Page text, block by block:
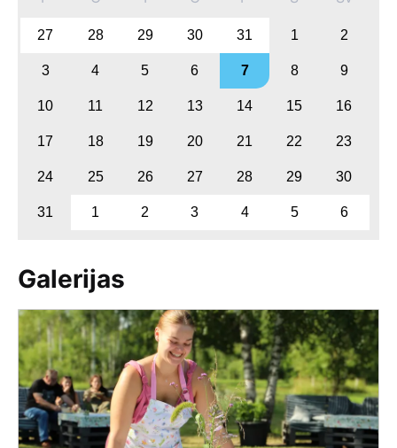
27 28 29 30 31 1 2
3 4 5 6 7 8 9
10 11 12 13 14 15 16
17 18 19 20 21 22 23
24 25 26 27 28 29 30
31 1 2 3 4 5 6
Galerijas